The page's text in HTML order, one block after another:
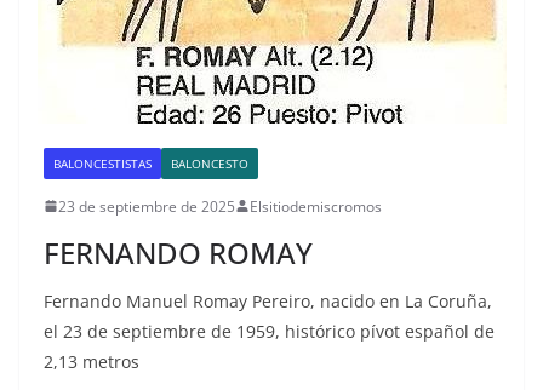
BALONCESTISTAS BALONCESTO
23 de septiembre de 2025 Elsitiodemiscromos
FERNANDO ROMAY
Fernando Manuel Romay Pereiro, nacido en La Coruña,
el 23 de septiembre de 1959, histórico pívot español de
2,13 metros